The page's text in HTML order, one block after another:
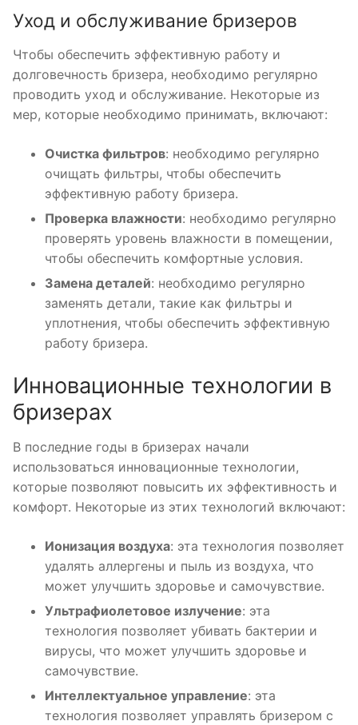
Уход и обслуживание бризеров
Чтобы обеспечить эффективную работу и
долговечность бризера, необходимо регулярно
проводить уход и обслуживание. Некоторые из
мер, которые необходимо принимать, включают:
Очистка фильтров: необходимо регулярно
очищать фильтры, чтобы обеспечить
эффективную работу бризера.
Проверка влажности: необходимо регулярно
проверять уровень влажности в помещении,
чтобы обеспечить комфортные условия.
Замена деталей: необходимо регулярно
заменять детали, такие как фильтры и
уплотнения, чтобы обеспечить эффективную
работу бризера.
Инновационные технологии в
бризерах
В последние годы в бризерах начали
использоваться инновационные технологии,
которые позволяют повысить их эффективность и
комфорт. Некоторые из этих технологий включают:
Ионизация воздуха: эта технология позволяет
удалять аллергены и пыль из воздуха, что
может улучшить здоровье и самочувствие.
Ультрафиолетовое излучение: эта
технология позволяет убивать бактерии и
вирусы, что может улучшить здоровье и
самочувствие.
Интеллектуальное управление: эта
технология позволяет управлять бризером с